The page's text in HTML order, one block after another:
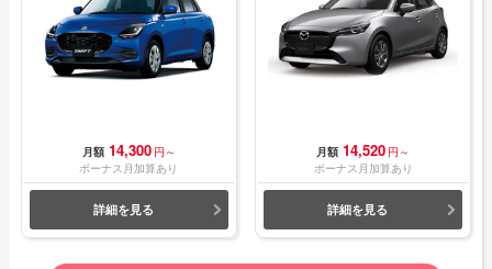
月額 14,300 円～
ボーナス月加算あり
詳細を見る
月額 14,520 円～
ボーナス月加算あり
詳細を見る